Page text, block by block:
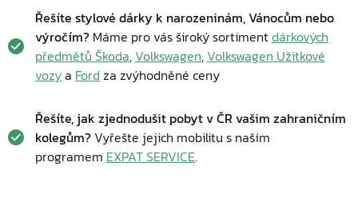
Řešíte stylové dárky k narozeninám, Vánocům nebo
výročím? Máme pro vás široký sortimentdárkových
předmětů Škoda, Volkswagen, Volkswagen Užitkové
vozya Ford za zvýhodněné ceny
Řešíte, jak zjednodušit pobyt v ČR vašim zahraničním
kolegům? Vyřešte jejich mobilitu s naším
programem EXPAT SERVICE.